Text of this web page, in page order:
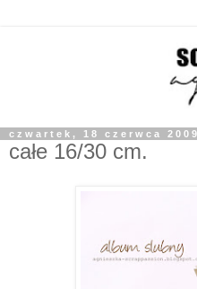
czwartek, 18 czerwca 2009
całe 16/30 cm.